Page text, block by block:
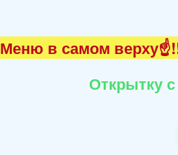
Меню в самом
Открытку